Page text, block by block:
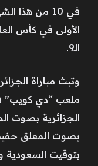
في 10 من هذا
الـ9.
وتبث مباراة
ملعب “دي كويب”
الجزائرية بصوت